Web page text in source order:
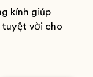
kính giúp
vời cho